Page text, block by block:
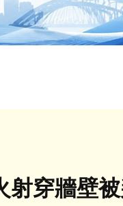
射穿牆壁